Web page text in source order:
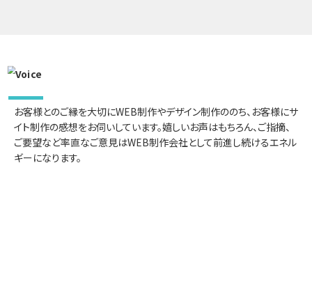
お客様とのご縁を大切にWEB制作やデザイン制作ののち、お客様にサ
イト制作の感想をお伺いしています。嬉しいお声はもちろん、ご指摘、
ご要望など率直なご意見はWEB制作会社として前進し続けるエネル
ギーになります。